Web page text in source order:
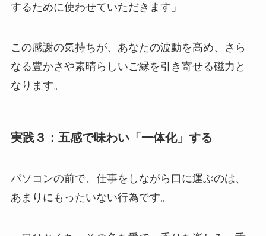
するために使わせていただきます」
この感謝の気持ちが、あなたの波動を高め、さら
なる豊かさや素晴らしいご縁を引き寄せる磁力と
なります。
実践３：五感で味わい「一体化」する
パソコンの前で、仕事をしながら口に運ぶのは、
あまりにもったいない行為です。